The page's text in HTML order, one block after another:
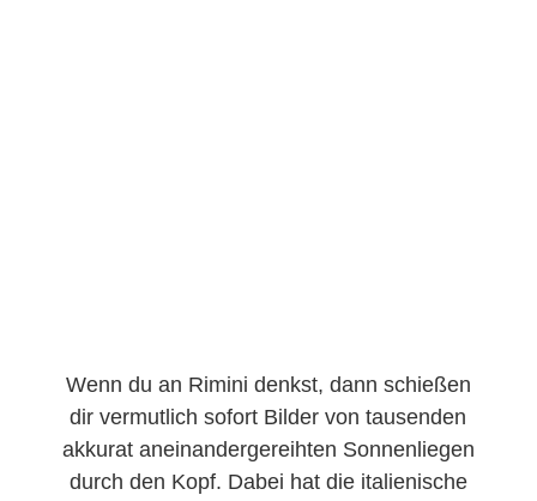
Wenn du an Rimini denkst, dann schießen
dir vermutlich sofort Bilder von tausenden
akkurat aneinandergereihten Sonnenliegen
durch den Kopf. Dabei hat die italienische